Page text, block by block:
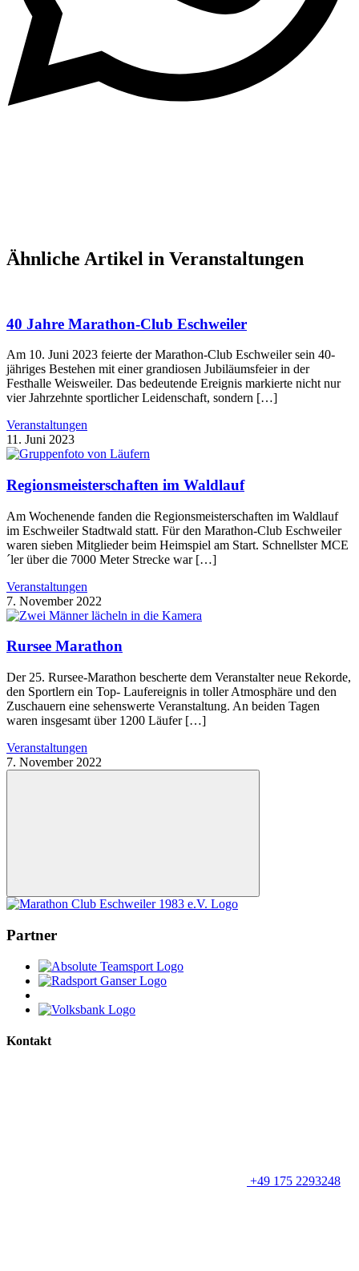
Ähnliche Artikel in Veranstaltungen
40 Jahre Marathon-Club Eschweiler
Am 10. Juni 2023 feierte der Marathon-Club Eschweiler sein 40-
jähriges Bestehen mit einer grandiosen Jubiläumsfeier in der
Festhalle Weisweiler. Das bedeutende Ereignis markierte nicht nur
vier Jahrzehnte sportlicher Leidenschaft, sondern […]
Veranstaltungen
11. Juni 2023
Regionsmeisterschaften im Waldlauf
Am Wochenende fanden die Regionsmeisterschaften im Waldlauf
im Eschweiler Stadtwald statt. Für den Marathon-Club Eschweiler
waren sieben Mitglieder beim Heimspiel am Start. Schnellster MCE
´ler über die 7000 Meter Strecke war […]
Veranstaltungen
7. November 2022
Rursee Marathon
Der 25. Rursee-Marathon bescherte dem Veranstalter neue Rekorde,
den Sportlern ein Top- Laufereignis in toller Atmosphäre und den
Zuschauern eine sehenswerte Veranstaltung. An beiden Tagen
waren insgesamt über 1200 Läufer […]
Veranstaltungen
7. November 2022
Nach
oben
Partner
Kontakt
+49 175 2293248